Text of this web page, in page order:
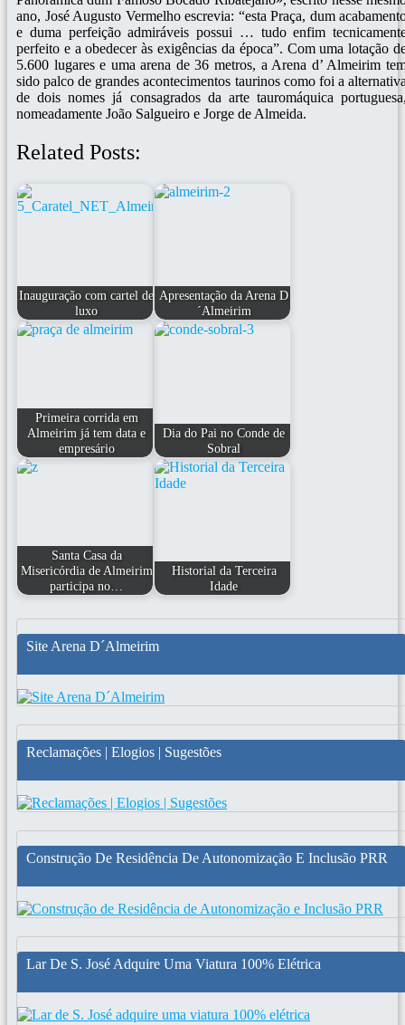
ano, José Augusto Vermelho escrevia: “esta Praça, dum
e duma perfeição admiráveis possui … tudo enfim
perfeito e a obedecer às exigências da época”. Com uma lotação
5.600 lugares e uma arena de 36 metros, a Arena d’ Almeirim
sido palco de grandes acontecimentos taurinos como foi a
de dois nomes já consagrados da arte tauromáquica
nomeadamente João Salgueiro e Jorge de Almeida.
Related Posts:
Inauguração com cartel de
luxo
Apresentação da Arena D
´Almeirim
Primeira corrida em
Almeirim já tem data e
empresário
Dia do Pai no Conde de
Sobral
Santa Casa da
Misericórdia de Almeirim
participa no…
Historial da Terceira
Idade
Site Arena D´Almeirim
Reclamações | Elogios | Sugestões
Construção De Residência De Autonomização E Inclusão PRR
Lar De S. José Adquire Uma Viatura 100% Elétrica